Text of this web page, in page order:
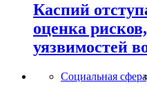
Каспий
оценка
уязвимостей
Социальная